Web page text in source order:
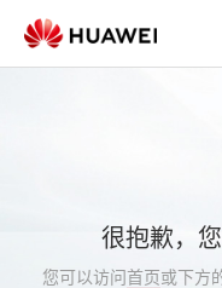
很抱歉，
您可以访问首页或下方